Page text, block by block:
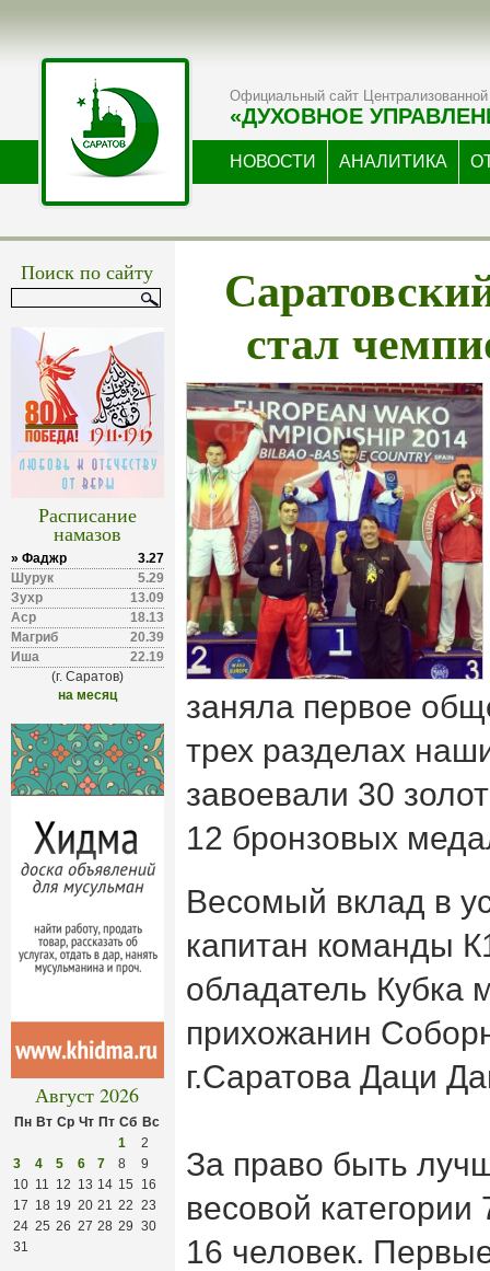
Официальный сайт Централизованной
«ДУХОВНОЕ
НОВОСТИ АНАЛИТИКА
Поиск по сайту
Расписание
намазов
» Фаджр
3.27
Шурук
5.29
Зухр
13.09
Аср
18.13
Магриб
20.39
Иша
22.19
(г. Саратов)
на месяц
Август 2026
Пн Вт Ср Чт Пт Сб Вс
1
2
3
4 5 6 7 8
9
10 11 12 13 14 15
16
17 18 19 20 21 22 23
24 25 26 27 28 29 30
31
стал
заняла первое
трех разделах
завоевали 30
12 бронзовых
Весомый вклад в
капитан команды
обладатель Кубка
прихожанин
г.Саратова Даци
За право быть
весовой категории
16 человек.